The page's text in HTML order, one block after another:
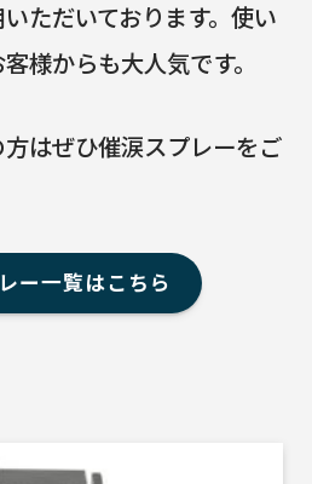
ただいております。使い
様からも大人気です。
はぜひ催涙スプレーをご
ー一覧はこちら